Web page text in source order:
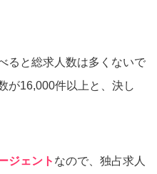
ると総求人数は多くないで
が16,000件以上と、決し
ジェント なので、独占求人